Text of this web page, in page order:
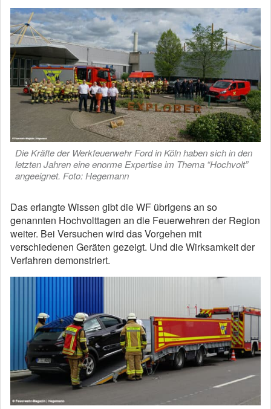
Die Kräfte der Werkfeuerwehr Ford in Köln haben sich in den
letzten Jahren eine enorme Expertise im Thema “Hochvolt”
angeeignet. Foto: Hegemann
Das erlangte Wissen gibt die WF übrigens an so
genannten Hochvolttagen an die Feuerwehren der Region
weiter. Bei Versuchen wird das Vorgehen mit
verschiedenen Geräten gezeigt. Und die Wirksamkeit der
Verfahren demonstriert.